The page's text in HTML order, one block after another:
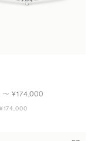
¥174,000